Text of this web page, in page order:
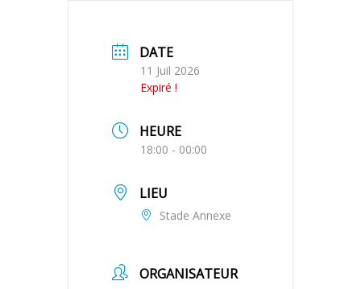
DATE
11 Juil 2026
Expiré !
HEURE
18:00 - 00:00
LIEU
Stade Annexe
ORGANISATEUR